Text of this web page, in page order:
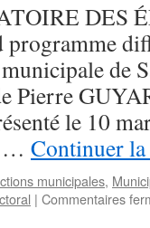
DES
programme
de
Pierre
le 10
… Continuer
municipales,
| Commentaires